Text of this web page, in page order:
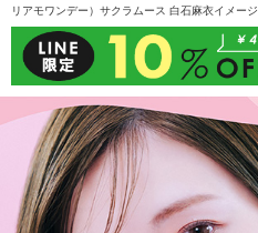
リアモワンデー）サクラムース 白石麻衣イメー